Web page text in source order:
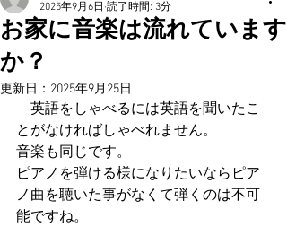
お家に音楽は流れています
か？
2025年9月6日 読了時間: 3分
更新日： 2025年9月25日
英語をしゃべるには英語を聞いたこ
とがなければしゃべれません。
音楽も同じです。
ピアノを弾ける様になりたいならピア
ノ曲を聴いた事がなくて弾くのは不可
能ですね。